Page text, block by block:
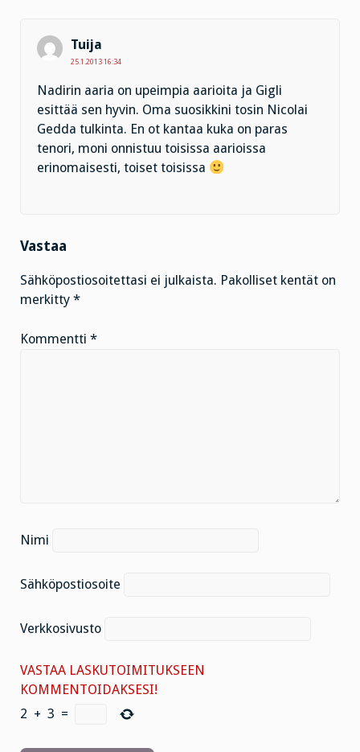
Tuija
25.1.2013 16:34
Nadirin aaria on upeimpia aarioita ja Gigli
esittää sen hyvin. Oma suosikkini tosin Nicolai
Gedda tulkinta. En ot kantaa kuka on paras
tenori, moni onnistuu toisissa aarioissa
erinomaisesti, toiset toisissa
Vastaa
Sähköpostiosoitettasi ei julkaista. Pakolliset kentät on
merkitty *
Kommentti *
Nimi
Sähköpostiosoite
Verkkosivusto
VASTAA LASKUTOIMITUKSEEN
KOMMENTOIDAKSESI!
2 + 3 =